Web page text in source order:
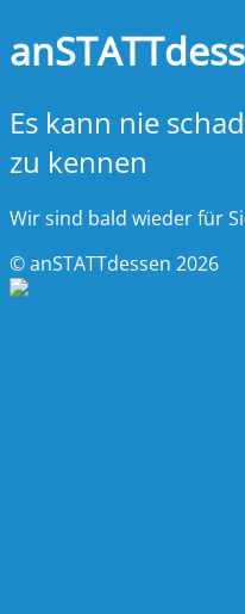
Es kann nie
zu kennen
Wir sind bald wieder für
© anSTATTdessen 2026